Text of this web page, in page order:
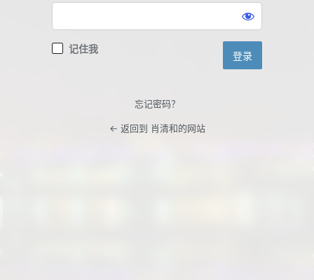
记住我
忘记密码？
← 返回到 肖清和的网站